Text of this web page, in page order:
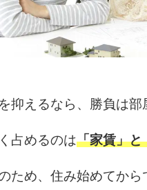
抑えるなら、勝負は部
占めるのは「家賃」と
ため、住み始めてか